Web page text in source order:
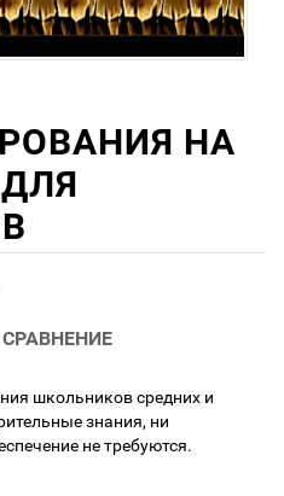
НА
СРАВНЕНИЕ
школьников средних и
знания, ни
не требуются.